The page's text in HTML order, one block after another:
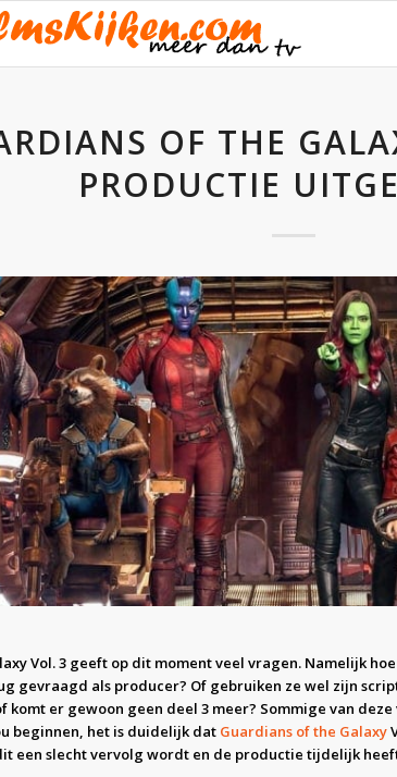
OF THE
PRODUCTIE
Vol. 3 geeft op dit moment veel vragen. Namelijk
gevraagd als producer? Of gebruiken ze wel zijn
komt er gewoon geen deel 3 meer? Sommige van
beginnen, het is duidelijk dat Guardians of the Galaxy
een slecht vervolg wordt en de productie tijdelijk